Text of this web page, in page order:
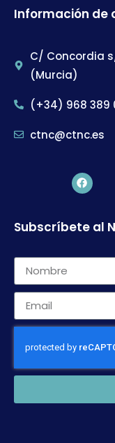
Información de
C/ Concordia
(Murcia)
(+34) 968 389
ctnc@ctnc.es
Subscríbete al